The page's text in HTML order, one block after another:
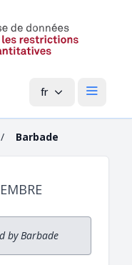
fr Menu
/ Barbade
by Barbade